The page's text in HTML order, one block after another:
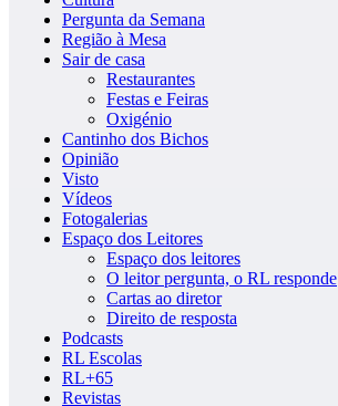
Pergunta da Semana
Região à Mesa
Sair de casa
Restaurantes
Festas e Feiras
Oxigénio
Cantinho dos Bichos
Opinião
Visto
Vídeos
Fotogalerias
Espaço dos Leitores
Espaço dos leitores
O leitor pergunta, o RL responde
Cartas ao diretor
Direito de resposta
Podcasts
RL Escolas
RL+65
Revistas